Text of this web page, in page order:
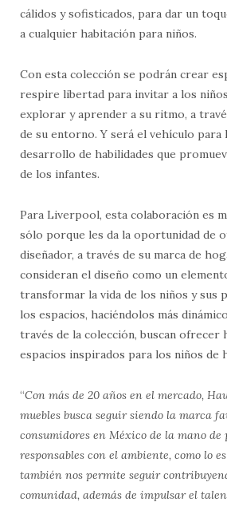
cálidos y sofisticados, para dar un
a cualquier habitación para niños.
Con esta colección se podrán crear
respire libertad para invitar a los
explorar y aprender a su ritmo, a
de su entorno. Y será el vehículo para
desarrollo de habilidades que
de los infantes.
Para Liverpool, esta colaboración es
sólo porque les da la oportunidad de
diseñador, a través de su marca de
consideran el diseño como un
transformar la vida de los niños y sus
los espacios, haciéndolos más
través de la colección, buscan ofrecer
espacios inspirados para los niños de
“Con más de 20 años en el mercado,
muebles busca seguir siendo la marca
consumidores en México de la mano de
responsables con el ambiente, como lo
también nos permite seguir
comunidad, además de impulsar el